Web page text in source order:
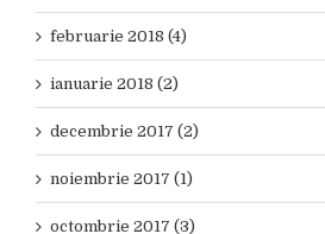
februarie 2018 (4)
ianuarie 2018 (2)
decembrie 2017 (2)
noiembrie 2017 (1)
octombrie 2017 (3)